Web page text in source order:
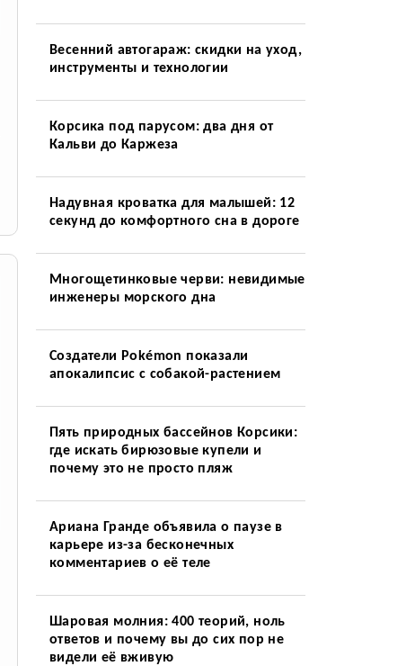
Весенний автогараж: скидки на уход,
инструменты и технологии
Корсика под парусом: два дня от
Кальви до Каржеза
Надувная кроватка для малышей: 12
секунд до комфортного сна в дороге
Многощетинковые черви: невидимые
инженеры морского дна
Создатели Pokémon показали
апокалипсис с собакой-растением
Пять природных бассейнов Корсики:
где искать бирюзовые купели и
почему это не просто пляж
Ариана Гранде объявила о паузе в
карьере из-за бесконечных
комментариев о её теле
Шаровая молния: 400 теорий, ноль
ответов и почему вы до сих пор не
видели её вживую